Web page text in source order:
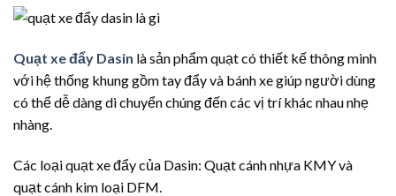
Quạt xe đẩy Dasin là sản phẩm quạt có thiết kế thông minh
với hệ thống khung gồm tay đẩy và bánh xe giúp người dùng
có thể dễ dàng di chuyển chúng đến các vị trí khác nhau nhẹ
nhàng.
Các loại quạt xe đẩy của Dasin: Quạt cánh nhựa KMY và
quạt cánh kim loại DFM.